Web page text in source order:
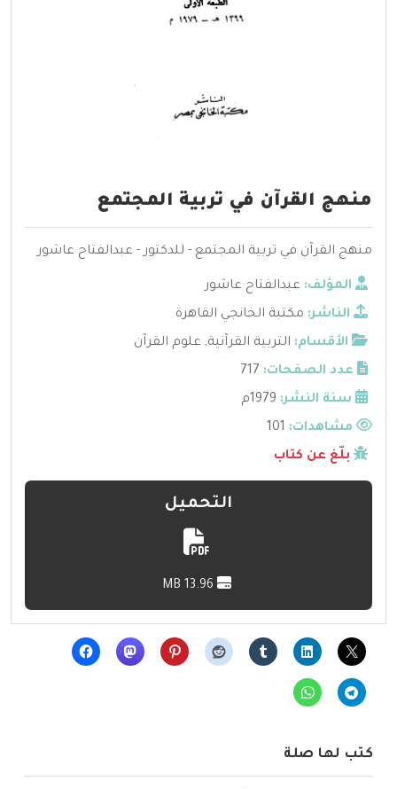
منهج القرآن في تربية المجتمع
منهج القرآن في تربية المجتمع - للدكتور - عبدالفتاح عاشور
المؤلف: عبدالفتاح عاشور
الناشر: مكتبة الخانجي القاهرة
الأقسام: التربية القرآنية, علوم القرآن
عدد الصفحات: 717
سنة النشر: 1979م
مشاهدات:
بلّغ عن كتاب
التحميل
كتب لها صلة